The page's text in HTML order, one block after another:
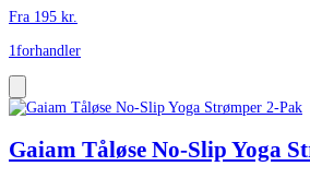
Fra 195 kr.
1forhandler
Gaiam Tåløse No-Slip Yoga